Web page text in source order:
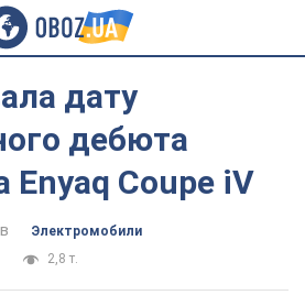
дату
дебюта
Enyaq Coupe iV
Электромобили
2,8 т.